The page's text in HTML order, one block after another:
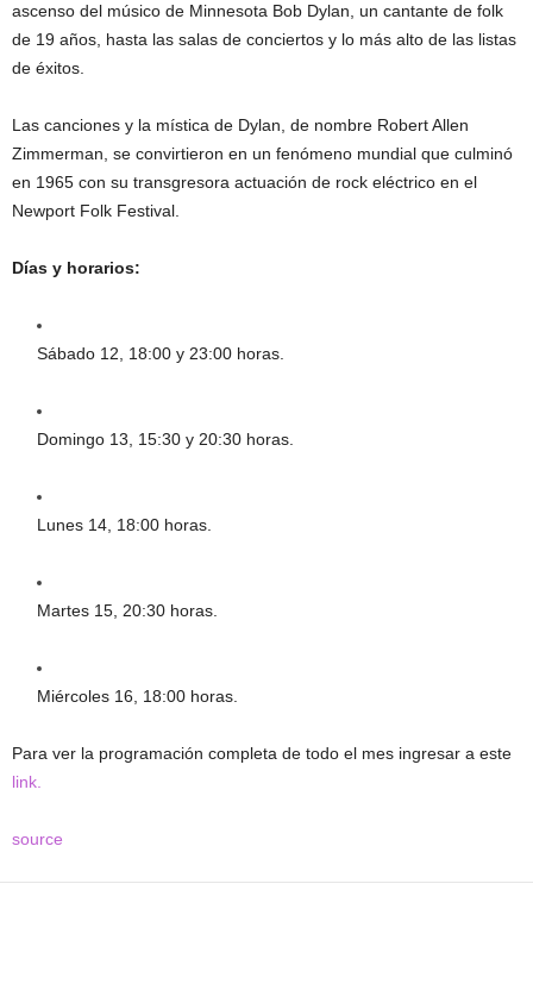
ascenso del músico de Minnesota Bob Dylan, un cantante de folk
de 19 años, hasta las salas de conciertos y lo más alto de las listas
de éxitos.
Las canciones y la mística de Dylan, de nombre Robert Allen
Zimmerman, se convirtieron en un fenómeno mundial que culminó
en 1965 con su transgresora actuación de rock eléctrico en el
Newport Folk Festival.
Días y horarios:
Sábado 12, 18:00 y 23:00 horas.
Domingo 13, 15:30 y 20:30 horas.
Lunes 14, 18:00 horas.
Martes 15, 20:30 horas.
Miércoles 16, 18:00 horas.
Para ver la programación completa de todo el mes ingresar a este
link.
source